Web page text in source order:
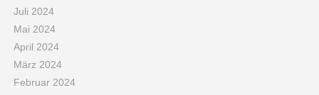
Juli 2024
Mai 2024
April 2024
März 2024
Februar 2024